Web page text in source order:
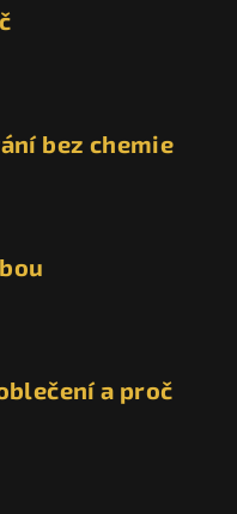
bez chemie
a proč